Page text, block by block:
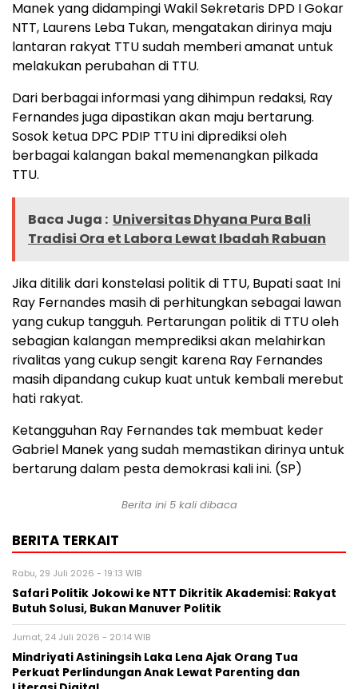
Manek yang didampingi Wakil Sekretaris DPD I Gokar
NTT, Laurens Leba Tukan, mengatakan dirinya maju
lantaran rakyat TTU sudah memberi amanat untuk
melakukan perubahan di TTU.
Dari berbagai informasi yang dihimpun redaksi, Ray
Fernandes juga dipastikan akan maju bertarung.
Sosok ketua DPC PDIP TTU ini diprediksi oleh
berbagai kalangan bakal memenangkan pilkada
TTU.
Baca Juga : Universitas Dhyana Pura Bali
Tradisi Ora et Labora Lewat Ibadah Rabuan
Jika ditilik dari konstelasi politik di TTU, Bupati saat Ini
Ray Fernandes masih di perhitungkan sebagai lawan
yang cukup tangguh. Pertarungan politik di TTU oleh
sebagian kalangan memprediksi akan melahirkan
rivalitas yang cukup sengit karena Ray Fernandes
masih dipandang cukup kuat untuk kembali merebut
hati rakyat.
Ketangguhan Ray Fernandes tak membuat keder
Gabriel Manek yang sudah memastikan dirinya untuk
bertarung dalam pesta demokrasi kali ini. (SP)
Berita ini 5 kali dibaca
BERITA TERKAIT
Rabu, 29 Juli 2026 - 19:13 WIB
Safari Politik Jokowi ke NTT Dikritik Akademisi: Rakyat
Butuh Solusi, Bukan Manuver Politik
Jumat, 24 Juli 2026 - 20:14 WIB
Mindriyati Astiningsih Laka Lena Ajak Orang Tua
Perkuat Perlindungan Anak Lewat Parenting dan